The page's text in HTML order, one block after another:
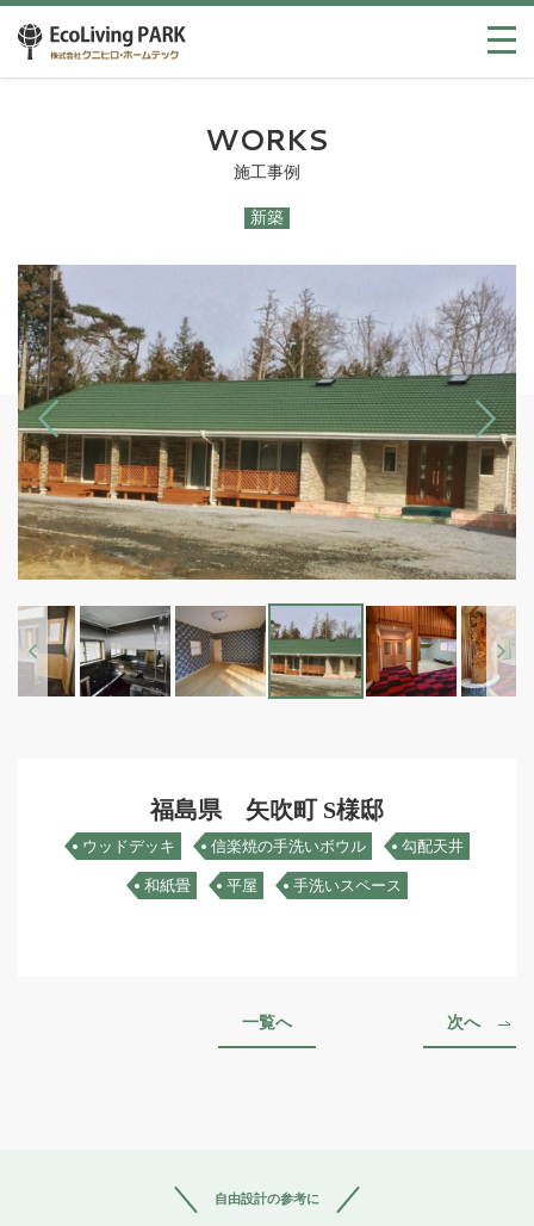
WORKS
施工事例
新築
Previous Next
Previous Next
福島県 矢吹町 S様邸
ウッドデッキ 信楽焼の手洗いボウル 勾配天井
和紙畳 平屋 手洗いスペース
一覧へ 次へ
自由設計の参考に